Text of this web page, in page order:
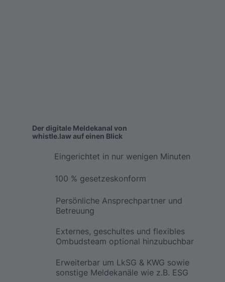
Erweiterbar um LkSG & KWG sowie
sonstige Meldekanäle wie z.B. ESG
Externes, geschultes und flexibles
Ombudsteam optional hinzubuchbar
Persönliche Ansprechpartner und
Betreuung
100 % gesetzeskonform
Eingerichtet in nur wenigen Minuten
Der digitale Meldekanal von
whistle.law auf einen Blick